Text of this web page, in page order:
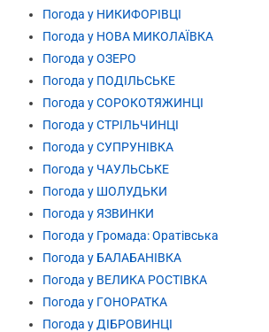
Погода у НИКИФОРІВЦІ
Погода у НОВА МИКОЛАЇВКА
Погода у ОЗЕРО
Погода у ПОДІЛЬСЬКЕ
Погода у СОРОКОТЯЖИНЦІ
Погода у СТРІЛЬЧИНЦІ
Погода у СУПРУНІВКА
Погода у ЧАУЛЬСЬКЕ
Погода у ШОЛУДЬКИ
Погода у ЯЗВИНКИ
Погода у Громада: Оратівська
Погода у БАЛАБАНІВКА
Погода у ВЕЛИКА РОСТІВКА
Погода у ГОНОРАТКА
Погода у ДІБРОВИНЦІ